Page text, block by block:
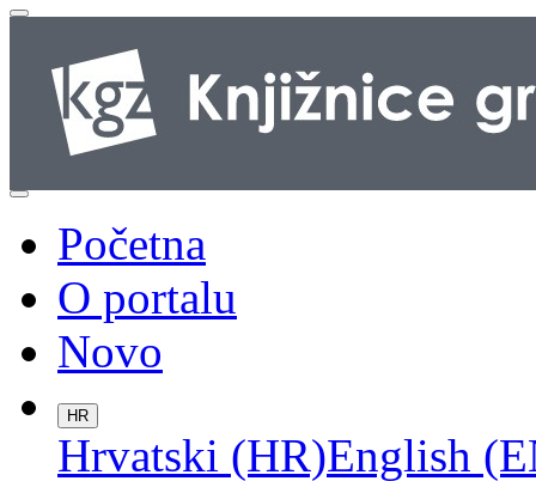
Početna
O portalu
Novo
HR
Hrvatski (HR)English